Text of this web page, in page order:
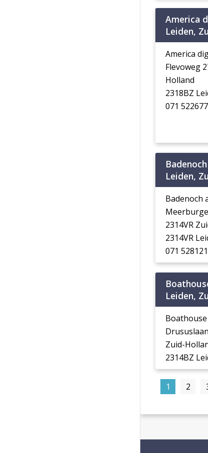
America
Leiden,
America
Flevoweg
Holland
2318BZ
071
Leiden,
Badenoch
2314VR
2314VR
071
Leiden,
Zuid-
2314BZ
1 2